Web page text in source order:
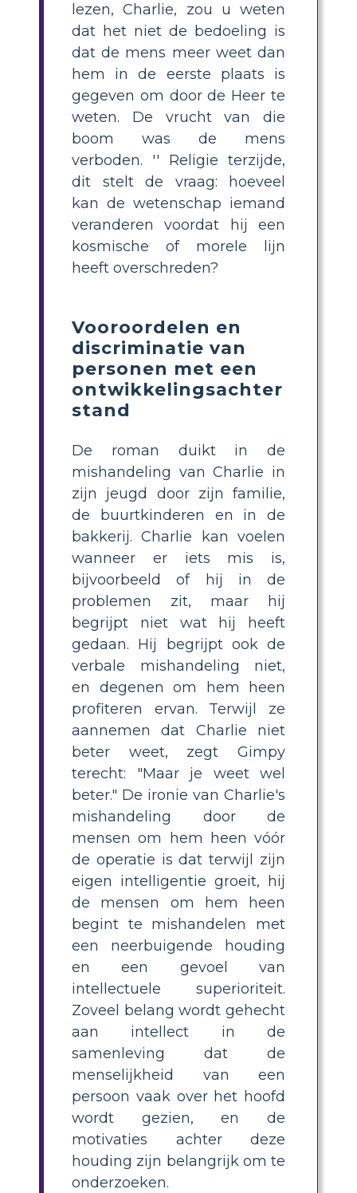
lezen, Charlie, zou u weten
dat het niet de bedoeling is
dat de mens meer weet dan
hem in de eerste plaats is
gegeven om door de Heer te
weten. De vrucht van die
boom was de mens
verboden. '' Religie terzijde,
dit stelt de vraag: hoeveel
kan de wetenschap iemand
veranderen voordat hij een
kosmische of morele lijn
heeft overschreden?
Vooroordelen en
discriminatie van
personen met een
ontwikkelingsachter
stand
De roman duikt in de
mishandeling van Charlie in
zijn jeugd door zijn familie,
de buurtkinderen en in de
bakkerij. Charlie kan voelen
wanneer er iets mis is,
bijvoorbeeld of hij in de
problemen zit, maar hij
begrijpt niet wat hij heeft
gedaan. Hij begrijpt ook de
verbale mishandeling niet,
en degenen om hem heen
profiteren ervan. Terwijl ze
aannemen dat Charlie niet
beter weet, zegt Gimpy
terecht: "Maar je weet wel
beter." De ironie van Charlie's
mishandeling door de
mensen om hem heen vóór
de operatie is dat terwijl zijn
eigen intelligentie groeit, hij
de mensen om hem heen
begint te mishandelen met
een neerbuigende houding
en een gevoel van
intellectuele superioriteit.
Zoveel belang wordt gehecht
aan intellect in de
samenleving dat de
menselijkheid van een
persoon vaak over het hoofd
wordt gezien, en de
motivaties achter deze
houding zijn belangrijk om te
onderzoeken.